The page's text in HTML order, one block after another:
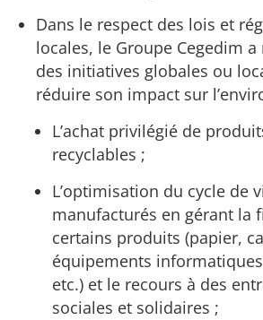
Dans le respect des lois et
locales, le Groupe Cegedim
des initiatives globales ou
réduire son impact sur
L’achat privilégié de
recyclables ;
L’optimisation du cycle de
manufacturés en gérant la
certains produits (papier,
équipements
etc.) et le recours à des
sociales et solidaires ;